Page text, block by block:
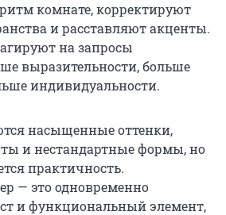
комнате, корректируют
и расставляют акценты.
на запросы
выразительности, больше
индивидуальности.
насыщенные оттенки,
и нестандартные формы, но
практичность.
— это одновременно
и функциональный элемент,